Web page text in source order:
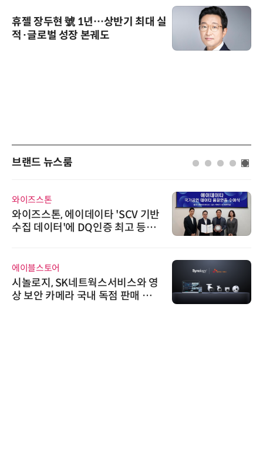
휴젤 장두현 號 1년…상반기 최대 실
적·글로벌 성장 본궤도
브랜드 뉴스룸
와이즈스톤
와이즈스톤, 에이데이타 'SCV 기반
수집 데이터'에 DQ인증 최고 등급
에이블스토어
시놀로지, SK네트웍스서비스와 영
상 보안 카메라 국내 독점 판매 파